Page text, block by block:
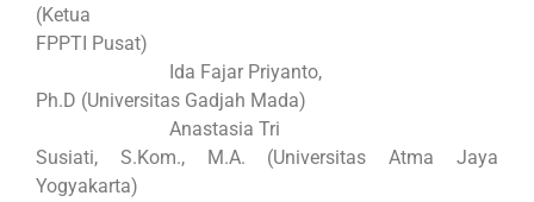
(Ketua
FPPTI Pusat)
Ida Fajar Priyanto,
Ph.D (Universitas Gadjah Mada)
Anastasia Tri
Susiati, S.Kom., M.A. (Universitas Atma Jaya
Yogyakarta)